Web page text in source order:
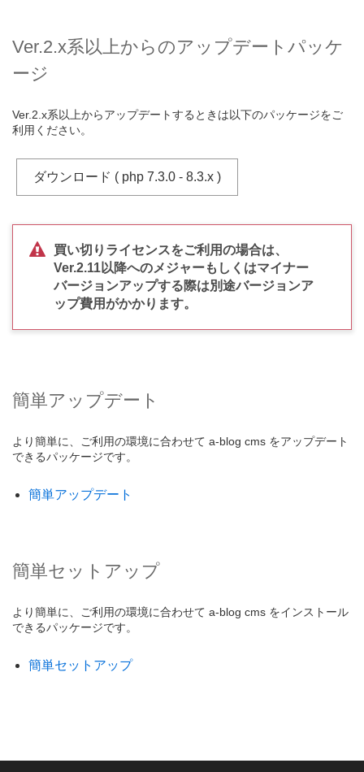
Ver.2.x系以上からのアップデートパッケ
ージ
Ver.2.x系以上からアップデートするときは以下のパッケージをご
利用ください。
ダウンロード ( php 7.3.0 - 8.3.x )
買い切りライセンスをご利用の場合は、
Ver.2.11以降へのメジャーもしくはマイナー
バージョンアップする際は別途バージョンア
ップ費用がかかります。
簡単アップデート
より簡単に、ご利用の環境に合わせて a-blog cms をアップデート
できるパッケージです。
簡単アップデート
簡単セットアップ
より簡単に、ご利用の環境に合わせて a-blog cms をインストール
できるパッケージです。
簡単セットアップ